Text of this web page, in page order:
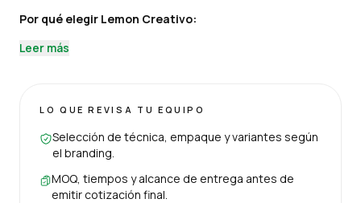
Por qué elegir Lemon Creativo:
Leer más
LO QUE REVISA TU EQUIPO
Selección de técnica, empaque y variantes según
el branding.
MOQ, tiempos y alcance de entrega antes de
emitir cotización final.